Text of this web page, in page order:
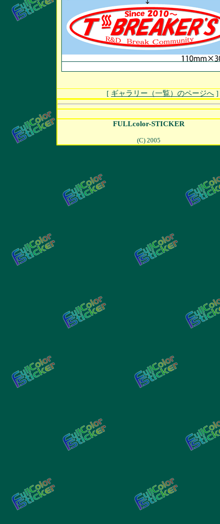
[ ギャラリー（一覧）のページへ
FULLcolor-STICKER
(C) 2005